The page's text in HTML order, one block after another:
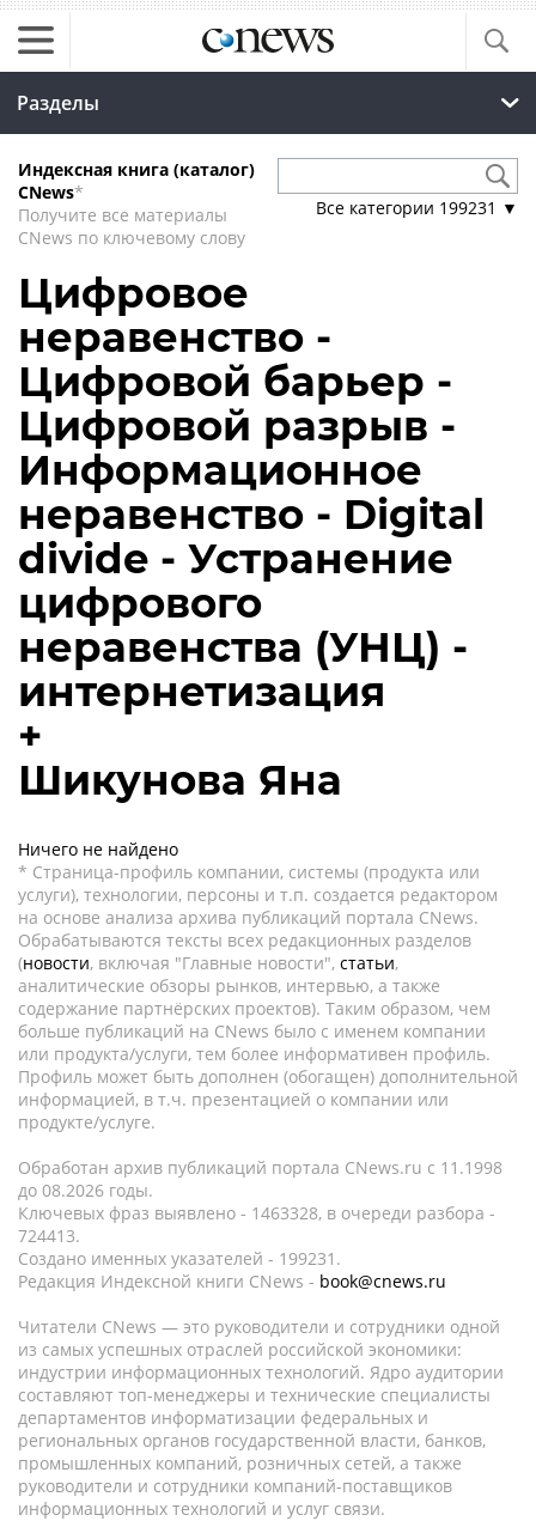
Разделы
Индексная книга (каталог)
CNews*
Получите все материалы
CNews по ключевому слову
Все категории 199231 ▼
Цифровое
неравенство -
Цифровой барьер -
Цифровой разрыв -
Информационное
неравенство - Digital
divide - Устранение
цифрового
неравенства (УНЦ) -
интернетизация
+
Шикунова Яна
Ничего не найдено
* Страница-профиль компании, системы (продукта или
услуги), технологии, персоны и т.п. создается редактором
на основе анализа архива публикаций портала CNews.
Обрабатываются тексты всех редакционных разделов
(новости, включая "Главные новости", статьи,
аналитические обзоры рынков, интервью, а также
содержание партнёрских проектов). Таким образом, чем
больше публикаций на CNews было с именем компании
или продукта/услуги, тем более информативен профиль.
Профиль может быть дополнен (обогащен) дополнительной
информацией, в т.ч. презентацией о компании или
продукте/услуге.
Обработан архив публикаций портала CNews.ru c 11.1998
до 08.2026 годы.
Ключевых фраз выявлено - 1463328, в очереди разбора -
724413.
Создано именных указателей - 199231.
Редакция Индексной книги CNews - book@cnews.ru
Читатели CNews — это руководители и сотрудники одной
из самых успешных отраслей российской экономики:
индустрии информационных технологий. Ядро аудитории
составляют топ-менеджеры и технические специалисты
департаментов информатизации федеральных и
региональных органов государственной власти, банков,
промышленных компаний, розничных сетей, а также
руководители и сотрудники компаний-поставщиков
информационных технологий и услуг связи.